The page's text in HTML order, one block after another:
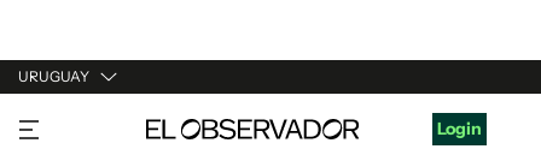
URUGUAY
URUGUAY Login